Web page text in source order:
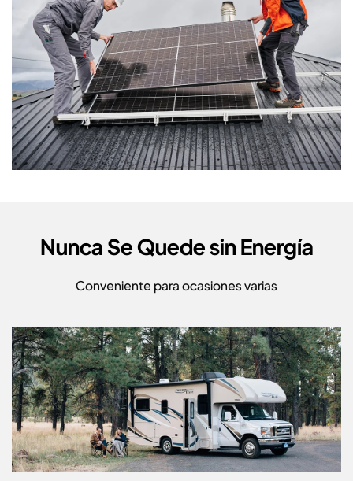
Nunca Se Quede sin Energía
Conveniente para ocasiones varias